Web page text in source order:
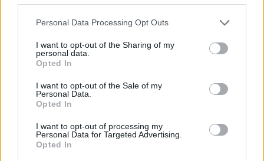
Please note that this website/app uses one or more Google
not limited to your visit or usage behaviour. You may click to
grant or deny consent to Google and its third-party tags to
use your data for below specified purposes in below Google
consent section.
Personal Data Processing Opt Outs
I want to opt-out of the Sharing of my
personal data.
Opted In
I want to opt-out of the Sale of my
Personal Data.
Opted In
I want to opt-out of processing my
Personal Data for Targeted Advertising.
Opted In